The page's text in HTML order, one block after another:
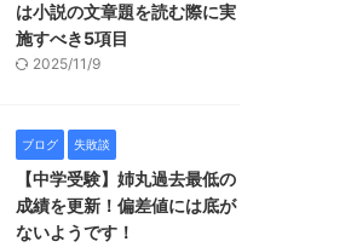
は小説の文章題を読む際に実
施すべき5項目
2025/11/9
ブログ 失敗談
【中学受験】姉丸過去最低の
成績を更新！偏差値には底が
ないようです！